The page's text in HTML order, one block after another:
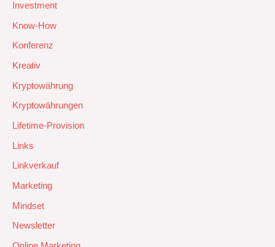
Investment
Know-How
Konferenz
Kreativ
Kryptowährung
Kryptowährungen
Lifetime-Provision
Links
Linkverkauf
Marketing
Mindset
Newsletter